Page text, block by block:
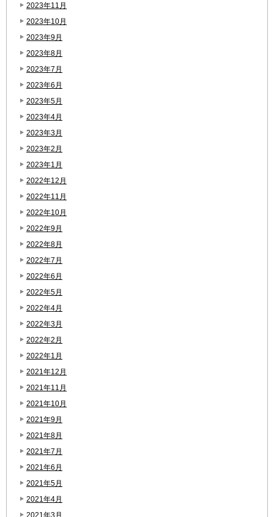
2023年11月
2023年10月
2023年9月
2023年8月
2023年7月
2023年6月
2023年5月
2023年4月
2023年3月
2023年2月
2023年1月
2022年12月
2022年11月
2022年10月
2022年9月
2022年8月
2022年7月
2022年6月
2022年5月
2022年4月
2022年3月
2022年2月
2022年1月
2021年12月
2021年11月
2021年10月
2021年9月
2021年8月
2021年7月
2021年6月
2021年5月
2021年4月
2021年3月